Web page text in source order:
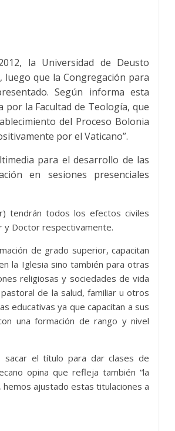
la Universidad de Deusto
que la Congregación para
Según informa esta
por la Facultad de Teología, que
del Proceso Bolonia
por el Vaticano”.
para el desarrollo de las
en sesiones presenciales
tendrán todos los efectos civiles
y Doctor respectivamente.
de grado superior, capacitan
la Iglesia sino también para otras
religiosas y sociedades de vida
de la salud, familiar u otros
educativas ya que capacitan a sus
una formación de rango y nivel
sacar el título para dar clases de
opina que refleja también “la
hemos ajustado estas titulaciones a